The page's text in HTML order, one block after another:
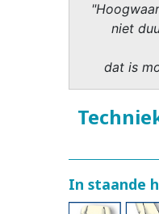
niet
dat is
In staande